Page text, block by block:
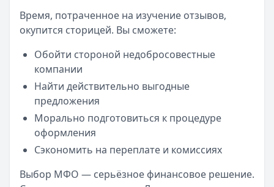
Время, потраченное на изучение отзывов,
окупится сторицей. Вы сможете:
Обойти стороной недобросовестные
компании
Найти действительно выгодные
предложения
Морально подготовиться к процедуре
оформления
Сэкономить на переплате и комиссиях
Выбор МФО — серьёзное финансовое решение.